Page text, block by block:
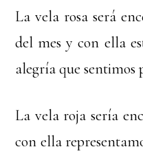
La vela rosa será
del mes y con ella
alegría que sentimos
La vela roja sería
con ella